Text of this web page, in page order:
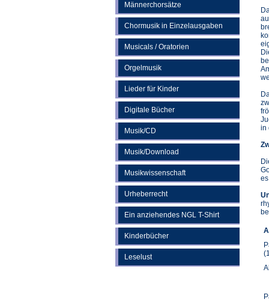
Männerchorsätze
Chormusik in Einzelausgaben
Musicals / Oratorien
Orgelmusik
Lieder für Kinder
Digitale Bücher
Musik/CD
Musik/Download
Musikwissenschaft
Urheberrecht
Ein anziehendes NGL T-Shirt
Kinderbücher
Leselust
in